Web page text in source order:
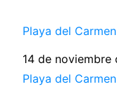
Playa del
Fecha
14 de noviembre
Respecto a
Playa del Carmen